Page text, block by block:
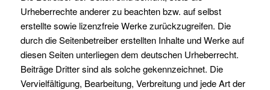
Urheberrechte anderer zu beachten bzw. auf selbst
erstellte sowie lizenzfreie Werke zurückzugreifen. Die
durch die Seitenbetreiber erstellten Inhalte und Werke auf
diesen Seiten unterliegen dem deutschen Urheberrecht.
Beiträge Dritter sind als solche gekennzeichnet. Die
Vervielfältigung, Bearbeitung, Verbreitung und jede Art der